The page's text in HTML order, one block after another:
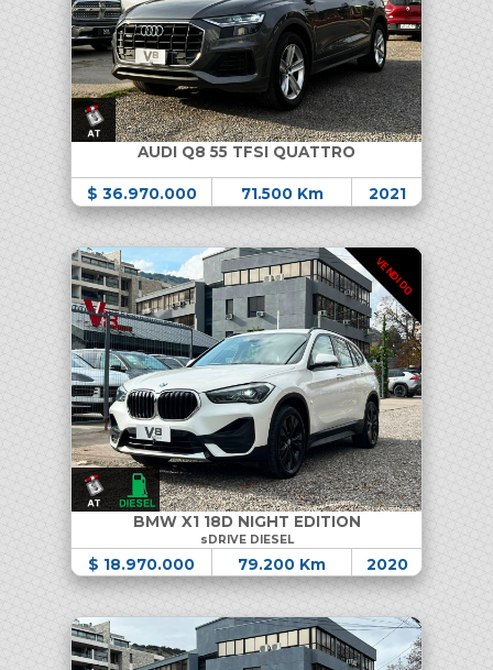
AUDI Q8 55 TFSI QUATTRO
$ 36.970.000 71.500 Km 2021
VENDIDO
BMW X1 18D NIGHT EDITION
sDRIVE DIESEL
$ 18.970.000 79.200 Km 2020